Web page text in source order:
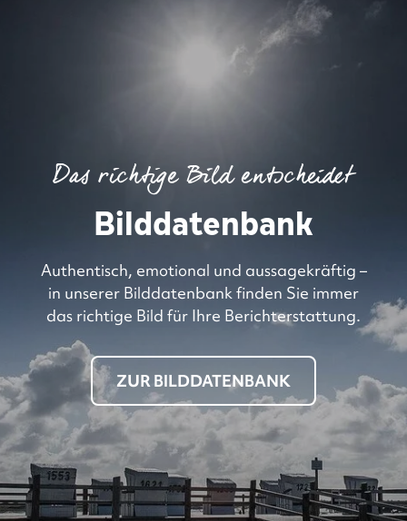
Das richtige Bild entscheidet
Bilddatenbank
Authentisch, emotional und aussagekräftig –
in unserer Bilddatenbank finden Sie immer
das richtige Bild für Ihre Berichterstattung.
ZUR BILDDATENBANK